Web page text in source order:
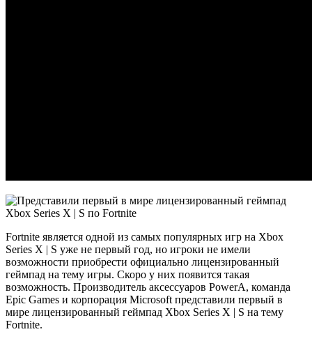
Fortnite является одной из самых популярных игр на Xbox
Series X | S уже не первый год, но игроки не имели
возможности приобрести официально лицензированный
геймпад на тему игры. Скоро у них появится такая
возможность. Производитель аксессуаров PowerA, команда
Epic Games и корпорация Microsoft представили первый в
мире лицензированный геймпад Xbox Series X | S на тему
Fortnite.